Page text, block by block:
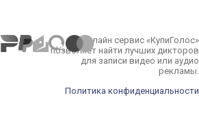
Онлайн сервис «КупиГолос»
позволяет найти лучших дикторов
для записи видео или аудио
рекламы.
Политика конфиденциальности